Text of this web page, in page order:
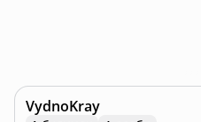
VydnoKray